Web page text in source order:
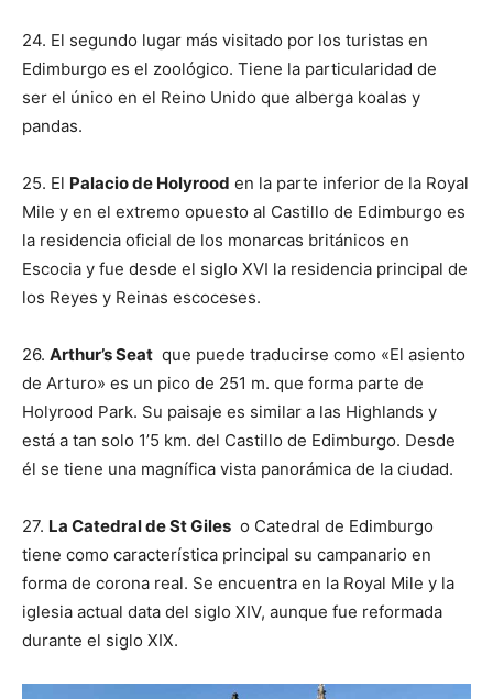
24. El segundo lugar más visitado por los turistas en
Edimburgo es el zoológico. Tiene la particularidad de
ser el único en el Reino Unido que alberga koalas y
pandas.
25. El Palaciode Holyrood en la parte inferior de la Royal
Mile y en el extremo opuesto al Castillo de Edimburgo es
la residencia oficial de los monarcas británicos en
Escocia y fue desde el siglo XVI la residencia principal de
los Reyes y Reinas escoceses.
26. Arthur’s Seat que puede traducirse como «El asiento
de Arturo» es un pico de 251 m. que forma parte de
Holyrood Park. Su paisaje es similar a las Highlands y
está a tan solo 1’5 km. del Castillo de Edimburgo. Desde
él se tiene una magnífica vista panorámica de la ciudad.
27. La Catedral de St Giles o Catedral de Edimburgo
tiene como característica principal su campanario en
forma de corona real. Se encuentra en la Royal Mile y la
iglesia actual data del siglo XIV, aunque fue reformada
durante el siglo XIX.